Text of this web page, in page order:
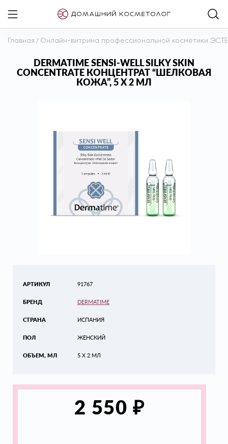
Главная / Онлайн-витрина профессиональной косметики
DERMATIME SENSI-WELL SILKY SKIN
CONCENTRATE КОНЦЕНТРАТ “ШЕЛКОВАЯ
КОЖА”, 5 Х 2 МЛ
АРТИКУЛ
БРЕНД
СТРАНА
ПОЛ
ОБЪЕМ, МЛ
91767
DERMATIME
ИСПАНИЯ
ЖЕНСКИЙ
5 Х 2 МЛ
2 550 ₽